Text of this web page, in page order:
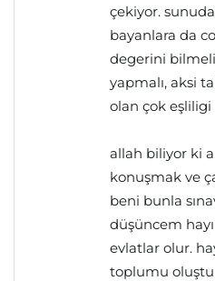
çekiyor.
bayanlara da
degerini bilmeli
yapmalı, aksi
olan çok eşliligi
allah biliyor ki
konuşmak ve
beni bunla
düşüncem
evlatlar olur.
toplumu